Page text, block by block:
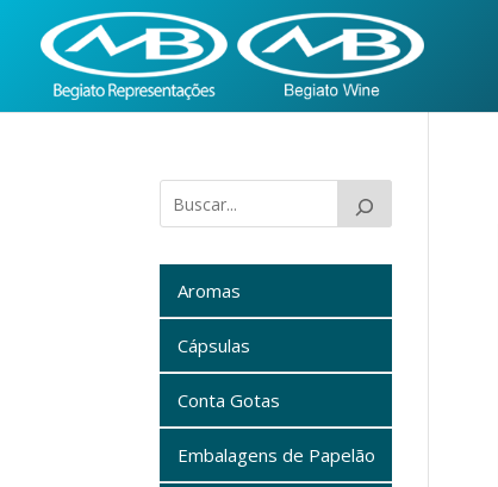
Aromas
Cápsulas
Conta Gotas
Embalagens de Papelão